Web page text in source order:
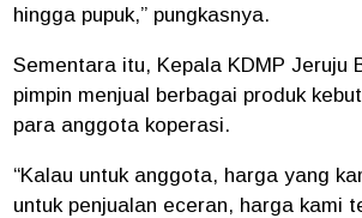
hingga pupuk,” pungkasnya.
Sementara itu, Kepala KDMP Jeruju
pimpin menjual berbagai produk
para anggota koperasi.
“Kalau untuk anggota, harga yang
untuk penjualan eceran, harga kami